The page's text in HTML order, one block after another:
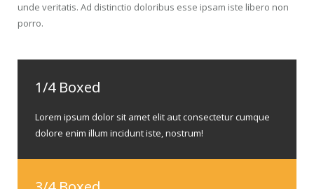
unde veritatis. Ad distinctio doloribus esse ipsam iste libero non
porro.
1/4 Boxed
Lorem ipsum dolor sit amet elit aut consectetur cumque
dolore enim illum incidunt iste, nostrum!